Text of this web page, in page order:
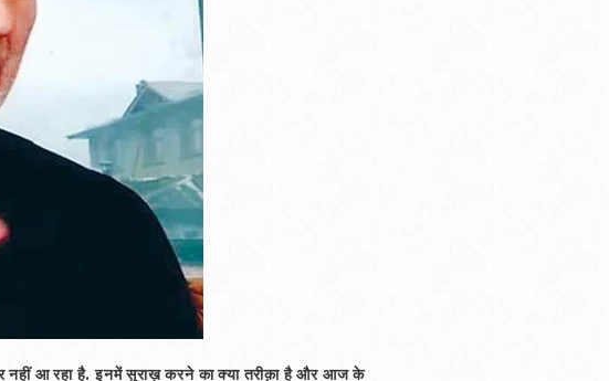
नहीं आ रहा है. इनमें सुराख़ करने का क्या तरीक़ा है और आज के